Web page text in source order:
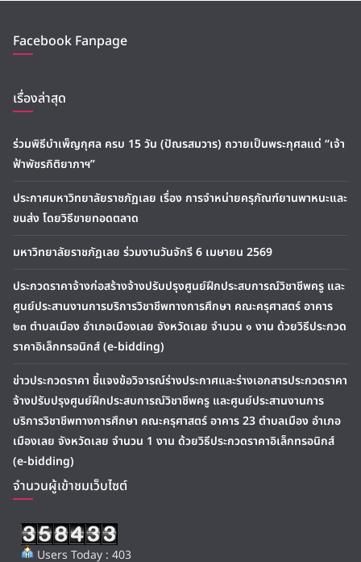
Facebook Fanpage
เรื่องล่าสุด
ร่วมพิธีบำเพ็ญกุศล ครบ 15 วัน (ปัณรสมวาร) ถวายเป็นพระกุศลแด่ “เจ้า
ฟ้าพัชรกิติยาภาฯ”
ประกาศมหาวิทยาลัยราชภัฏเลย เรื่อง การจำหน่ายครุภัณฑ์ยานพาหนะและ
ขนส่ง โดยวิธีขายทอดตลาด
มหาวิทยาลัยราชภัฏเลย ร่วมงานวันจักรี 6 เมษายน 2569
ประกวดราคาจ้างก่อสร้างจ้างปรับปรุงศูนย์ฝึกประสบการณ์วิชาชีพครู และ
ศูนย์ประสานงานการบริการวิชาชีพทางการศึกษา คณะครุศาสตร์ อาคาร
๒๓ ตำบลเมือง อำเภอเมืองเลย จังหวัดเลย จำนวน ๑ งาน ด้วยวิธีประกวด
ราคาอิเล็กทรอนิกส์ (e-bidding)
ข่าวประกวดราคา ชี้แจงข้อวิจารณ์ร่างประกาศและร่างเอกสารประกวดราคา
จ้างปรับปรุงศูนย์ฝึกประสบการณ์วิชาชีพครู และศูนย์ประสานงานการ
บริการวิชาชีพทางการศึกษา คณะครุศาสตร์ อาคาร 23 ตำบลเมือง อำเภอ
เมืองเลย จังหวัดเลย จำนวน 1 งาน ด้วยวิธีประกวดราคาอิเล็กทรอนิกส์
(e-bidding)
จำนวนผู้เข้าชมเว็บไซต์
Users Today : 403